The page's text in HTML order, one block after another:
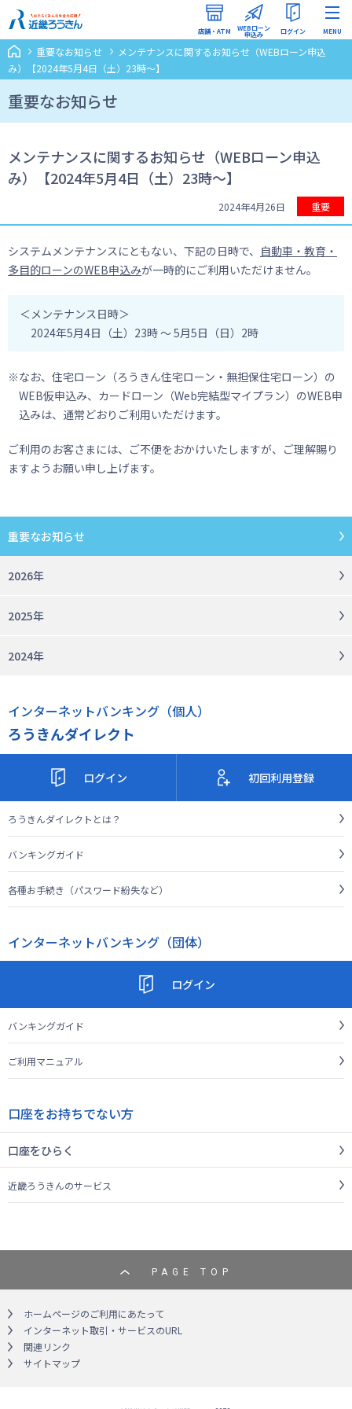
店舗・ATM WEBローン
申込み ログイン
インターネットバンキング
（ろうきんダイレクト）
MENU
重要なお知らせ
メンテナンスに関するお知らせ（WEBローン申込
み）【2024年5月4日（土）23時～】
重要なお知らせ
メンテナンスに関するお知らせ（WEBローン申込
み）【2024年5月4日（土）23時～】
重要
2024年4月26日
システムメンテナンスにともない、下記の日時で、 自動車・教育・
多目的ローンのWEB申込みが一時的にご利用いただけません。
＜メンテナンス日時＞
2024年5月4日（土）23時 ～ 5月5日（日）2時
※なお、住宅ローン（ろうきん住宅ローン・無担保住宅ローン）の
WEB仮申込み、カードローン（Web完結型マイプラン）のWEB申
込みは、通常どおりご利用いただけます。
ご利用のお客さまには、ご不便をおかけいたしますが、ご理解賜り
ますようお願い申し上げます。
重要なお知らせ
2026年
2025年
2024年
インターネットバンキング（個人）
ろうきんダイレクト
ログイン 初回利用登録
ろうきんダイレクトとは？
バンキングガイド
各種お手続き（パスワード紛失など）
インターネットバンキング（団体）
ログイン
バンキングガイド
ご利用マニュアル
口座をお持ちでない方
口座をひらく
近畿ろうきんのサービス
PAGE TOP
ホームページのご利用にあたって
インターネット取引・サービスのURL
関連リンク
サイトマップ